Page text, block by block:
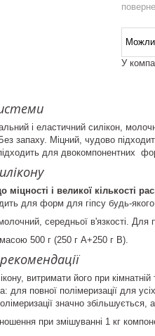
У
і еластичний силікон,
запаху. Міцний, чудово
для двокомпонентних
і великої кількості
для форм для гіпсу будь-
середньої в'язкості. Для
500 г (250 г А+250 г В).
витримати його при
для повної полімеризації для
значно збільшується,
при змішуванні 1 кг